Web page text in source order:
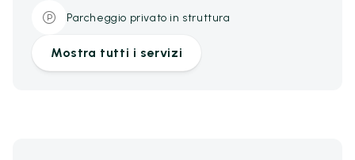
Parcheggio privato in struttura
Mostra tutti i servizi